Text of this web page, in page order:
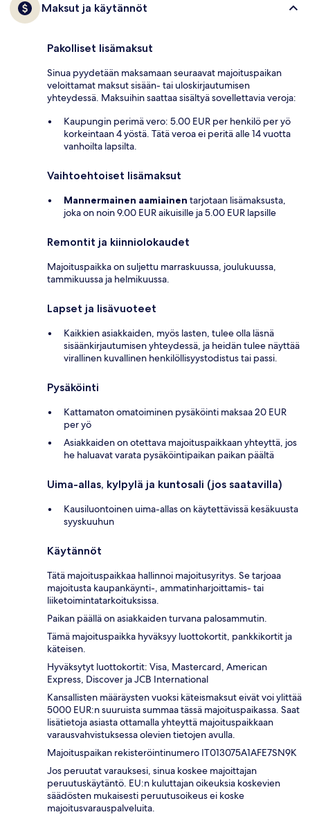
Maksut ja käytännöt
Pakolliset lisämaksut
Sinua pyydetään maksamaan seuraavat majoituspaikan
veloittamat maksut sisään- tai uloskirjautumisen
yhteydessä. Maksuihin saattaa sisältyä sovellettavia veroja:
Kaupungin perimä vero: 5.00 EUR per henkilö per yö
korkeintaan 4 yöstä. Tätä veroa ei peritä alle 14 vuotta
vanhoilta lapsilta.
Vaihtoehtoiset lisämaksut
Mannermainen aamiainen tarjotaan lisämaksusta,
joka on noin 9.00 EUR aikuisille ja 5.00 EUR lapsille
Remontit ja kiinniolokaudet
Majoituspaikka on suljettu marraskuussa, joulukuussa,
tammikuussa ja helmikuussa.
Lapset ja lisävuoteet
Kaikkien asiakkaiden, myös lasten, tulee olla läsnä
sisäänkirjautumisen yhteydessä, ja heidän tulee näyttää
virallinen kuvallinen henkilöllisyystodistus tai passi.
Pysäköinti
Kattamaton omatoiminen pysäköinti maksaa 20 EUR
per yö
Asiakkaiden on otettava majoituspaikkaan yhteyttä, jos
he haluavat varata pysäköintipaikan paikan päältä
Uima-allas, kylpylä ja kuntosali (jos saatavilla)
Kausiluontoinen uima-allas on käytettävissä kesäkuusta
syyskuuhun
Käytännöt
Tätä majoituspaikkaa hallinnoi majoitusyritys. Se tarjoaa
majoitusta kaupankäynti-, ammatinharjoittamis- tai
liiketoimintatarkoituksissa.
Paikan päällä on asiakkaiden turvana palosammutin.
Tämä majoituspaikka hyväksyy luottokortit, pankkikortit ja
käteisen.
Hyväksytyt luottokortit: Visa, Mastercard, American
Express, Discover ja JCB International
Kansallisten määräysten vuoksi käteismaksut eivät voi ylittää
5000 EUR:n suuruista summaa tässä majoituspaikassa. Saat
lisätietoja asiasta ottamalla yhteyttä majoituspaikkaan
varausvahvistuksessa olevien tietojen avulla.
Majoituspaikan rekisteröintinumero IT013075A1AFE7SN9K
Jos peruutat varauksesi, sinua koskee majoittajan
peruutuskäytäntö. EU:n kuluttajan oikeuksia koskevien
säädösten mukaisesti peruutusoikeus ei koske
majoitusvarauspalveluita.